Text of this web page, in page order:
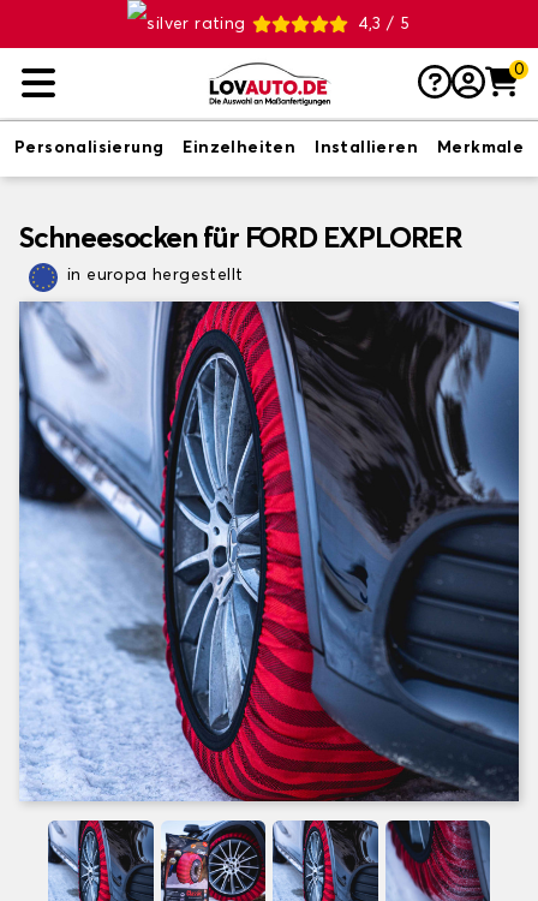
4,3 / 5
0
Personalisierung Einzelheiten Installieren Merkmale
Schneesocken für FORD EXPLORER
in europa hergestellt